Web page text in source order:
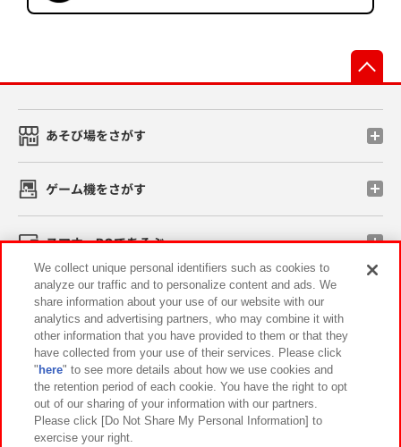
あそび場をさがす
ゲーム機をさがす
スマホ・PCであそぶ
イベント・キャンペーン
関連会社 サステナビリティ サイトポリシー
プライバシーポリシー ウェブアクセシビリティ方針と検証結果
お取引先さまとともに
We collect unique personal identifiers such as cookies to
analyze our traffic and to personalize content and ads. We
share information about your use of our website with our
analytics and advertising partners, who may combine it with
other information that you have provided to them or that they
have collected from your use of their services. Please click
" here" to see more details about how we use cookies and
the retention period of each cookie. You have the right to opt
out of our sharing of your information with our partners.
Please click [Do Not Share My Personal Information] to
exercise your right.